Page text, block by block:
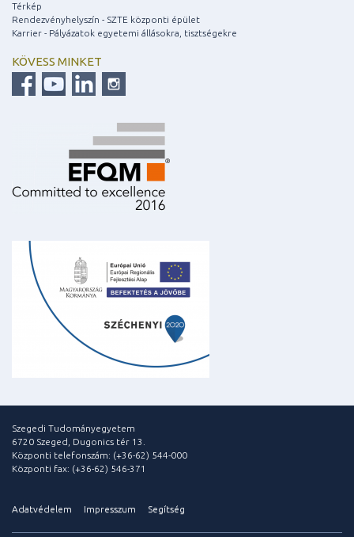
Térkép
Rendezvényhelyszín - SZTE központi épület
Karrier - Pályázatok egyetemi állásokra, tisztségekre
KÖVESS MINKET
Szegedi Tudományegyetem
6720 Szeged, Dugonics tér 13.
Központi telefonszám: (+36-62) 544-000
Központi fax: (+36-62) 546-371
Adatvédelem Impresszum Segítség